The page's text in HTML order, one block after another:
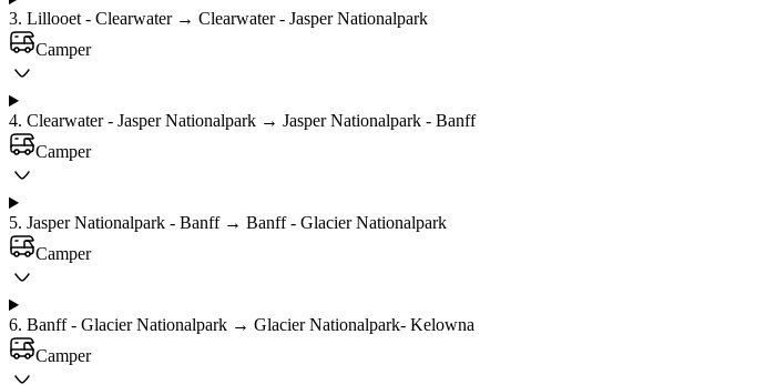
3. Lillooet - Clearwater → Clearwater - Jasper Nationalpark
Camper
4. Clearwater - Jasper Nationalpark → Jasper Nationalpark - Banff
Camper
5. Jasper Nationalpark - Banff → Banff - Glacier Nationalpark
Camper
6. Banff - Glacier Nationalpark → Glacier Nationalpark- Kelowna
Camper